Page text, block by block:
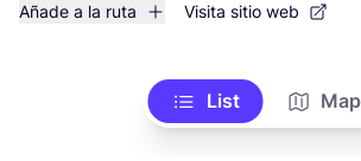
Añade a la ruta Visita sitio web
List Map